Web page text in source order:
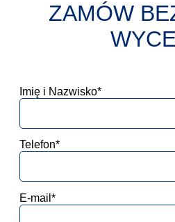
ZAMÓW
Imię i Nazwisko*
Telefon*
E-mail*